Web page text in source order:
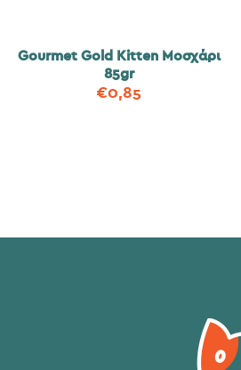
Gourmet Gold Kitten Μοσχάρι
85gr
€0,85